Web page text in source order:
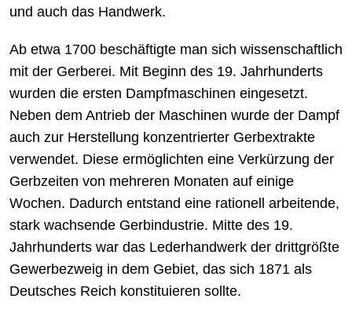
und auch das Handwerk.
Ab etwa 1700 beschäftigte man sich wissenschaftlich
mit der Gerberei. Mit Beginn des 19. Jahrhunderts
wurden die ersten Dampfmaschinen eingesetzt.
Neben dem Antrieb der Maschinen wurde der Dampf
auch zur Herstellung konzentrierter Gerbextrakte
verwendet. Diese ermöglichten eine Verkürzung der
Gerbzeiten von mehreren Monaten auf einige
Wochen. Dadurch entstand eine rationell arbeitende,
stark wachsende Gerbindustrie. Mitte des 19.
Jahrhunderts war das Lederhandwerk der drittgrößte
Gewerbezweig in dem Gebiet, das sich 1871 als
Deutsches Reich konstituieren sollte.